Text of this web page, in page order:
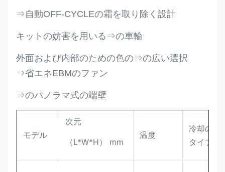
⇒自動OFF-CYCLEの霜を取り除く設計
キットの妨害を用いる⇒の車輪
外面および内部のための色の⇒の広い選択
⇒省エネEBMのファン
⇒のパノラマ式の端壁
モデル
次元
（L*W*H） mm
温度
冷却の
タイプ